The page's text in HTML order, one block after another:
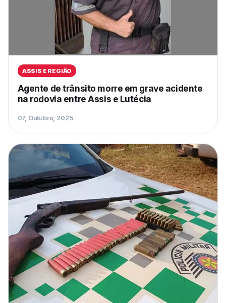
ASSIS E REGIÃO
Agente de trânsito morre em grave acidente
na rodovia entre Assis e Lutécia
07, Outubro, 2025